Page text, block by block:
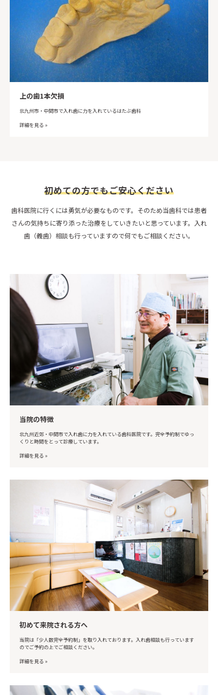
上の歯1本欠損
北九州市・中間市で入れ歯に力を入れているはたぶ歯科
詳細を見る »
初めての方でもご安心ください
歯科医院に行くには勇気が必要なものです。そのため当歯科では患者
さんの気持ちに寄り添った治療をしていきたいと思っています。入れ
歯（義歯）相談も行っていますので何でもご相談ください。
当院の特徴
北九州近郊・中間市で入れ歯に力を入れている歯科医院です。完全予約制でゆっ
くりと時間をとって診療しています。
詳細を見る »
初めて来院される方へ
当院は「少人数完全予約制」を取り入れております。入れ歯相談も行っています
のでご予約の上でご相談ください。
詳細を見る »